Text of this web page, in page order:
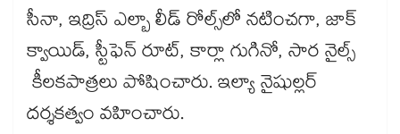
సీనా, ఇద్రిస్‌‌‌‌‌‌‌‌‌‌‌‌‌‌‌‌ ఎల్బా లీడ్ రోల్స్‌‌‌‌‌‌‌‌‌‌‌‌‌‌‌‌లో నటించగా, జాక్
క్వాయిడ్, స్టీఫెన్ రూట్, కార్లా గుగినో, సార నైల్స్‌‌‌‌‌‌‌‌‌‌‌‌‌‌‌‌
కీలకపాత్రలు పోషించారు. ఇల్యా నైషుల్లర్
దర్శకత్వం వహించారు.